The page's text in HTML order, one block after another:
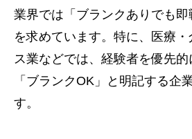
業界では「ブランクありでも即
を求めています。特に、医療
ス業などでは、経験者を優先的
「ブランクOK」と明記する企
す。